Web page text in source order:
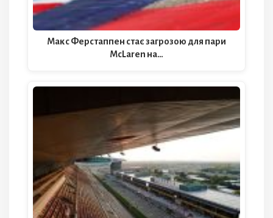
Макс Ферстаппен стає загрозою для пари
McLaren на…